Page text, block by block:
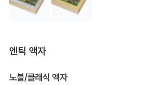
엔틱 액자
노블/클래식 액자